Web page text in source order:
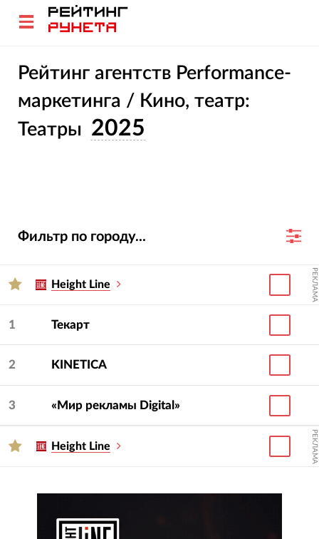
Рейтинг агентств Performance-
маркетинга / Кино, театр:
Театры 2025
Фильтр по городу...
Height Line РЕКЛАМА
1 Текарт
2 KINETICA
3 «Мир рекламы Digital»
Height Line РЕКЛАМА